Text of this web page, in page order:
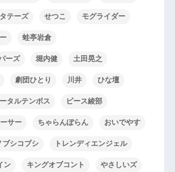
テーズ せつこ モグライダー
蛙亭岩倉
ーズ 堀内健 土田晃之
劇団ひとり 川井 ひな壇
ータルテンボス ピース綾部
サー ちゃらんぽらん おいでやす
ブシコブシ トレンディエンジェル
ン キングオブコント やさしいズ